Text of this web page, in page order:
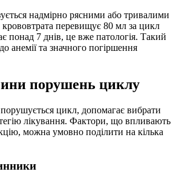
надмірно рясними або тривалими
перевищує 80 мл за цикл
понад 7 днів, це вже патологія. Такий
анемії та значного погіршення
порушень циклу
цикл, допомагає вибрати
лікування. Фактори, що впливають
можна умовно поділити на кілька